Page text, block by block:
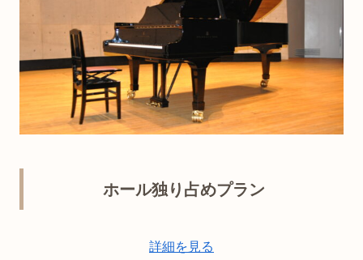
ホール独り占めプラン
詳細を見る